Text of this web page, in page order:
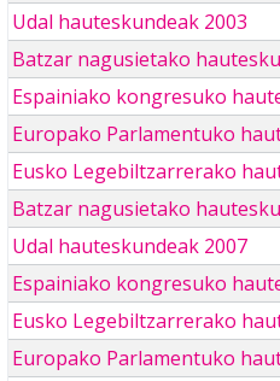
Udal hauteskundeak 2003
Batzar nagusietako
Espainiako kongresuko
Europako Parlamentuko
Eusko Legebiltzarrerako
Batzar nagusietako
Udal hauteskundeak 2007
Espainiako kongresuko
Eusko Legebiltzarrerako
Europako Parlamentuko